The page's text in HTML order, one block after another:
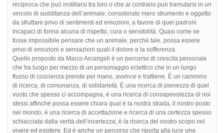
reciproca che può instillarsi tra loro o che al contrario può tramutarsi in un
vincolo di sudditanza dell’animale, considerato mero strumento e oggetto
da sfruttare privo di sentimenti ed emozioni, a favore di quei padroni
incapaci di forma alcuna di rispetto, cura o sensibilità. Quasi come se
fosse impossibile pensare che un animale, perché tale, possa essere
privo di emozioni e sensazioni quali il dolore e la sofferenza.
Quello proposto da Marco Arcangeli è un percorso di crescita personale
che ha luogo per mezzo di un personaggio eclettico che in un lungo
flusso di coscienza prende per mano, avvince e trattiene. È un cammino
di ricerca, di comunanza, di solidarietà. È una ricerca di pienezza di quel
vuoto che spesso ci accompagna, è una ricerca di consapevolezza di noi
stessi affinché possa essere chiara qual è la nostra strada, il nostro posto
nel mondo, è una ricerca di accettazione e ricerca di una certezza spesso
schiacciata dalla verità dell’incertezza, è la ricerca del nostro scopo nel
vivere ed esistere. Ed è anche un percorso che riporta alla luce una